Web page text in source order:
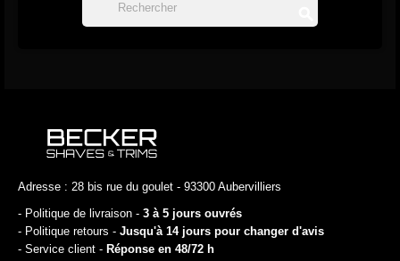
Adresse : 28 bis rue du goulet - 93300 Aubervilliers
- Politique de livraison - 3 à 5 jours ouvrés
- Politique retours - Jusqu'à 14 jours pour changer d'avis
- Service client - Réponse en 48/72 h